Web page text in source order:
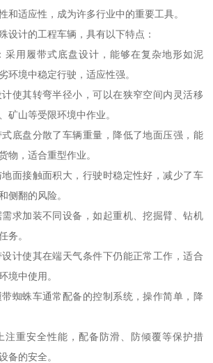
和适应性，成为许多行业中的重要工具。
设计的工程车辆，具有以下特点：
采用履带式底盘设计，能够在复杂地形如泥
环境中稳定行驶，适应性强。
使其转弯半径小，可以在狭窄空间内灵活移
矿山等受限环境中作业。
底盘分散了车辆重量，降低了地面压强，能
物，适合重型作业。
面接触面积大，行驶时稳定性好，减少了车
侧翻的风险。
求加装不同设备，如起重机、挖掘臂、钻机
务。
计使其在端天气条件下仍能正常工作，适合
境中使用。
蜘蛛车通常配备的控制系统，操作简单，降
注重安全性能，配备防滑、防倾覆等保护措
备的安全。